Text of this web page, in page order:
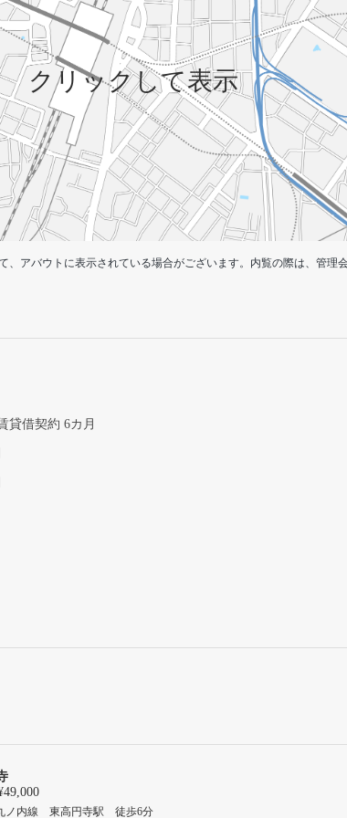
クリックして表示
アバウトに表示されている場合がございます。内覧の際は、管理
貸借契約 6カ月
ノ内線 東高円寺駅 徒歩6分